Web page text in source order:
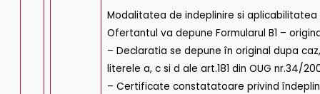
Modalitatea de indeplinire si
Ofertantul va depune Formularul B1 –
– Declaratia se depune în original dupa
literele a, c si d ale art.181 din OUG nr.34/
– Certificate constatatoare privind